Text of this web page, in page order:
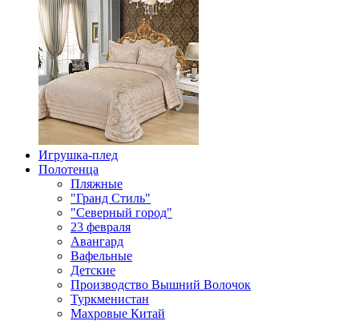
Игрушка-плед
Полотенца
Пляжные
"Гранд Стиль"
"Северный город"
23 февраля
Авангард
Вафельные
Детские
Производство Вышний Волочок
Туркменистан
Махровые Китай